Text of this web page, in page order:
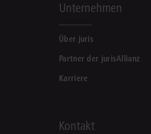
Unternehmen
Über juris
Partner der jurisAllianz
Karriere
Kontakt